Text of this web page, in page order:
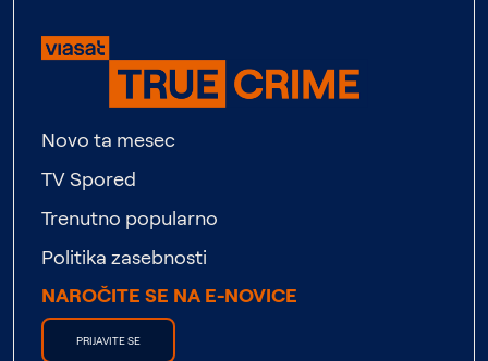
Novo ta mesec
TV Spored
Trenutno popularno
Politika zasebnosti
NAROČITE SE NA E-NOVICE
PRIJAVITE SE